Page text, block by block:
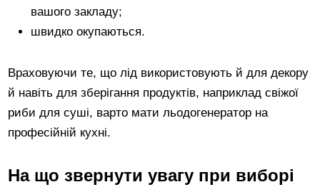
вашого закладу;
швидко окупаються.
Враховуючи те, що лід використовують й для декору
й навіть для зберігання продуктів, наприклад свіжої
риби для суші, варто мати льодогенератор на
професійній кухні.
На що звернути увагу при виборі